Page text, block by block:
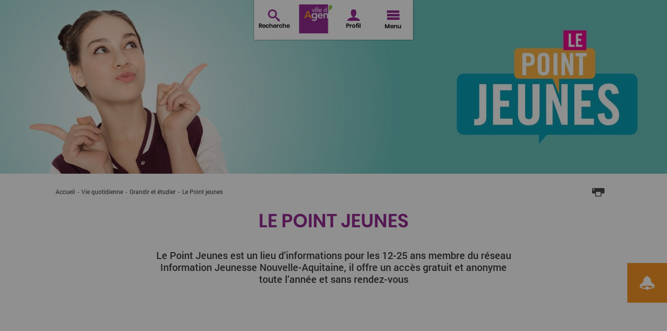
Recherche Profil Menu
Voir le
Accueil Vie quotidienne Grandir et étudier Current:
Le Point jeunes
LE POINT JEUNES
Le Point Jeunes est un lieu d’informations pour les 12-25 ans membre du réseau
Information Jeunesse Nouvelle-Aquitaine, il offre un accès gratuit et anonyme
toute l’année et sans rendez-vous